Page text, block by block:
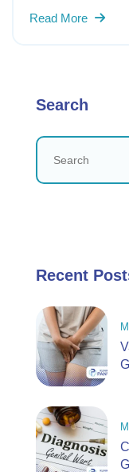
Read More
Search
Recent